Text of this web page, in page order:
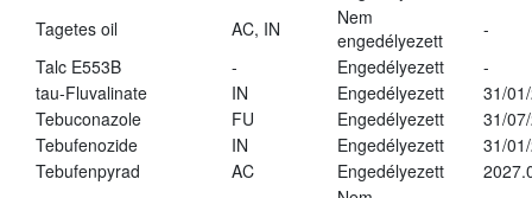
Tagetes oil
AC, IN
Nem
engedélyezett
-
Talc E553B
- Engedélyezett
-
tau-Fluvalinate
IN Engedélyezett
31/
Tebuconazole
FU Engedélyezett
31/
Tebufenozide
IN Engedélyezett
31/
Tebufenpyrad
AC Engedélyezett